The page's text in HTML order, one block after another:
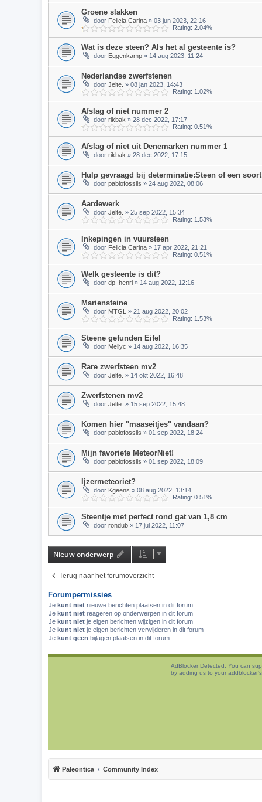
Groene slakken
door Felicia Carina » 03 jun 2023, 22:16
Rating: 2.04%
Wat is deze steen? Als het al gesteente is?
door Eggenkamp » 14 aug 2023, 11:24
Nederlandse zwerfstenen
door Jelte. » 08 jan 2023, 14:43
Rating: 1.02%
Afslag of niet nummer 2
door rikbak » 28 dec 2022, 17:17
Rating: 0.51%
Afslag of niet uit Denemarken nummer 1
door rikbak » 28 dec 2022, 17:15
Hulp gevraagd bij determinatie:Steen of een
door pablofossils » 24 aug 2022, 08:06
Aardewerk
door Jelte. » 25 sep 2022, 15:34
Rating: 1.53%
Inkepingen in vuursteen
door Felicia Carina » 17 apr 2022, 21:21
Rating: 0.51%
Welk gesteente is dit?
door dp_henri » 14 aug 2022, 12:16
Mariensteine
door MTGL » 21 aug 2022, 20:02
Rating: 1.53%
Steene gefunden Eifel
door Mellyc » 14 aug 2022, 16:35
Rare zwerfsteen mv2
door Jelte. » 14 okt 2022, 16:48
Zwerfstenen mv2
door Jelte. » 15 sep 2022, 15:48
Komen hier "maaseitjes" vandaan?
door pablofossils » 01 sep 2022, 18:24
Mijn favoriete MeteorNiet!
door pablofossils » 01 sep 2022, 18:09
Ijzermeteoriet?
door Kgeens » 08 aug 2022, 13:14
Rating: 0.51%
Steentje met perfect rond gat van 1,8 cm
door rondub » 17 jul 2022, 11:07
Nieuw onderwerp
Terug naar het forumoverzicht
Forumpermissies
Je kunt niet nieuwe berichten plaatsen in dit forum
Je kunt niet reageren op onderwerpen in dit forum
Je kunt niet je eigen berichten wijzigen in dit forum
Je kunt niet je eigen berichten verwijderen in dit forum
Je kunt geen bijlagen plaatsen in dit forum
AdBlocker Detected. You can
by adding us to your addblocker's
Paleontica Community Index